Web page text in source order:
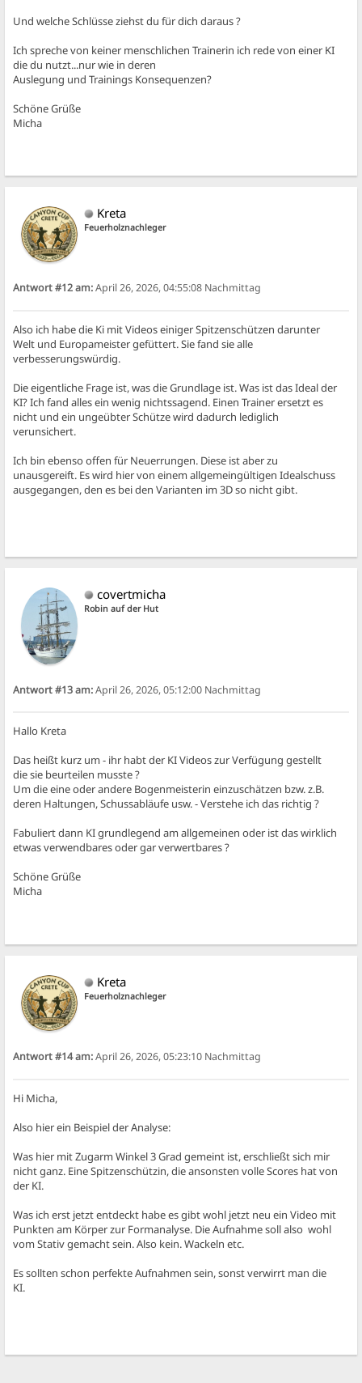
Und welche Schlüsse ziehst du für dich daraus ?
Ich spreche von keiner menschlichen Trainerin ich rede von einer KI
die du nutzt...nur wie in deren
Auslegung und Trainings Konsequenzen?
Schöne Grüße
Micha
Kreta
Feuerholznachleger
Antwort #12 am:April 26, 2026, 04:55:08 Nachmittag
Also ich habe die Ki mit Videos einiger Spitzenschützen darunter
Welt und Europameister gefüttert. Sie fand sie alle
verbesserungswürdig.
Die eigentliche Frage ist, was die Grundlage ist. Was ist das Ideal der
KI? Ich fand alles ein wenig nichtssagend. Einen Trainer ersetzt es
nicht und ein ungeübter Schütze wird dadurch lediglich
verunsichert.
Ich bin ebenso offen für Neuerrungen. Diese ist aber zu
unausgereift. Es wird hier von einem allgemeingültigen Idealschuss
ausgegangen, den es bei den Varianten im 3D so nicht gibt.
covertmicha
Robin auf der Hut
Antwort #13 am:April 26, 2026, 05:12:00 Nachmittag
Hallo Kreta
Das heißt kurz um - ihr habt der KI Videos zur Verfügung gestellt
die sie beurteilen musste ?
Um die eine oder andere Bogenmeisterin einzuschätzen bzw. z.B.
deren Haltungen, Schussabläufe usw. - Verstehe ich das richtig ?
Fabuliert dann KI grundlegend am allgemeinen oder ist das wirklich
etwas verwendbares oder gar verwertbares ?
Schöne Grüße
Micha
Kreta
Feuerholznachleger
Antwort #14 am:April 26, 2026, 05:23:10 Nachmittag
Hi Micha,
Also hier ein Beispiel der Analyse:
Was hier mit Zugarm Winkel 3 Grad gemeint ist, erschließt sich mir
nicht ganz. Eine Spitzenschützin, die ansonsten volle Scores hat von
der KI.
Was ich erst jetzt entdeckt habe es gibt wohl jetzt neu ein Video mit
Punkten am Körper zur Formanalyse. Die Aufnahme soll also wohl
vom Stativ gemacht sein. Also kein. Wackeln etc.
Es sollten schon perfekte Aufnahmen sein, sonst verwirrt man die
KI.